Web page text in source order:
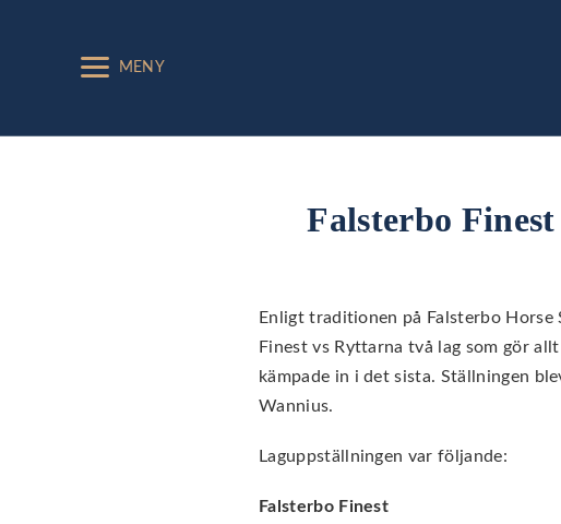
MENY
Falsterbo
Enligt traditionen på Falsterbo
Finest vs Ryttarna två lag som gör
kämpade in i det sista. Ställningen
Wannius.
Laguppställningen var följande:
Falsterbo Finest